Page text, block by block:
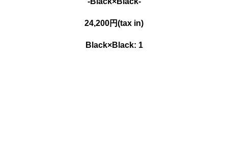
24,200円(tax in)
Black×Black: 1